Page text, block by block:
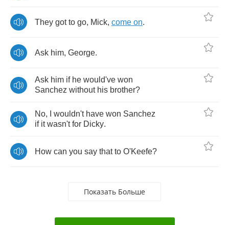
They got to go, Mick, come on.
Ask him, George.
Ask him if he would've won
Sanchez without his brother?
No, wouldn't have won Sanchez
if it wasn't for Dicky.
How can you say that to O'Keefe?
Показать Больше